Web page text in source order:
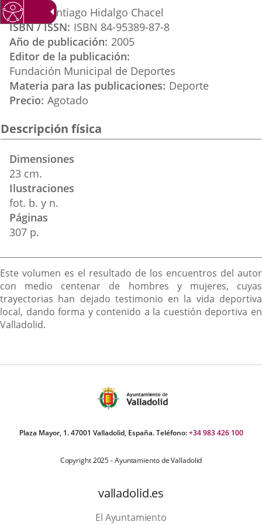
externa.externa.
Autor
Santiago Hidalgo Chacel
ISBN / ISSN ISBN 84-95389-87-8
Año de publicación 2005
Editor de la publicación
Fundación Municipal de Deportes
Materia para las publicaciones Deporte
Precio Agotado
Descripción física
Dimensiones
23 cm.
Ilustraciones
fot. b. y n.
Páginas
307 p.
Descripción
Este volumen es el resultado de los encuentros del autor
con medio centenar de hombres y mujeres, cuyas
trayectorias han dejado testimonio en la vida deportiva
local, dando forma y contenido a la cuestión deportiva en
Valladolid.
Plaza Mayor, 1. 47001 Valladolid, España. Teléfono:+34 983 426 100
Copyright 2025 - Ayuntamiento de Valladolid
valladolid.es
El Ayuntamiento